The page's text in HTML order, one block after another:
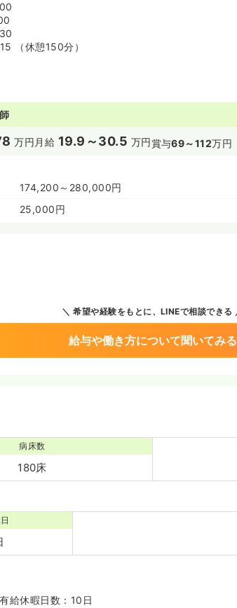
（休憩150分）
万円 月給 19.9～30.5 万円賞与69～112万円
174,200～280,000円
25,000円
希望や経験をもとに、LINEで相談できる
給与や働き方について聞いてみる
病床数
180床
給休暇日数：10日